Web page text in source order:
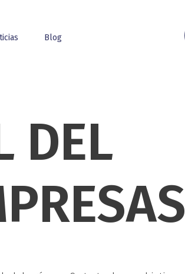
Blog
DEL